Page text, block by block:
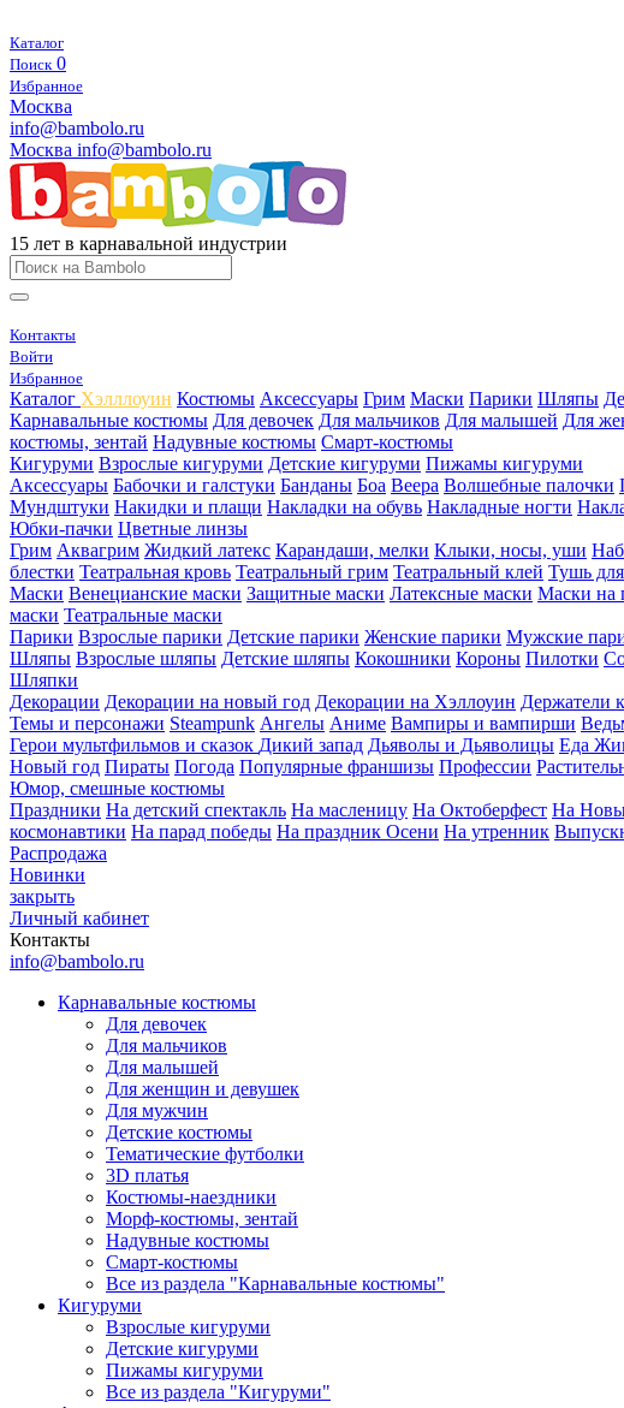
Каталог
Поиск 0
Избранное
Москва
info@bambolo.ru
Москва info@bambolo.ru
15 лет в карнавальной индустрии
Контакты
Войти
Избранное
Каталог Хэлллоуин Костюмы Аксессуары Грим Маски Парики Шляпы
Карнавальные костюмы Для девочек Для мальчиков Для малышей Для
костюмы, зентай Надувные костюмы Смарт-костюмы
Кигуруми Взрослые кигуруми Детские кигуруми Пижамы кигуруми
Аксессуары Бабочки и галстуки Банданы Боа Веера Волшебные палочки
Мундштуки Накидки и плащи Накладки на обувь Накладные ногти
Юбки-пачки Цветные линзы
Грим Аквагрим Жидкий латекс Карандаши, мелки Клыки, носы, уши
блестки Театральная кровь Театральный грим Театральный клей Тушь
Маски Венецианские маски Защитные маски Латексные маски Маски на
маски Театральные маски
Парики Взрослые парики Детские парики Женские парики Мужские
Шляпы Взрослые шляпы Детские шляпы Кокошники Короны Пилотки
Шляпки
Декорации Декорации на новый год Декорации на Хэллоуин Держатели
Темы и персонажи Steampunk Ангелы Аниме Вампиры и вампирши
Герои мультфильмов и сказок Дикий запад Дьяволы и Дьяволицы Еда
Новый год Пираты Погода Популярные франшизы Профессии
Юмор, смешные костюмы
Праздники На детский спектакль На масленицу На Октоберфест На
космонавтики На парад победы На праздник Осени На утренник
Распродажа
Новинки
закрыть
Личный кабинет
Контакты
info@bambolo.ru
Карнавальные костюмы
Для девочек
Для мальчиков
Для малышей
Для женщин и девушек
Для мужчин
Детские костюмы
Тематические футболки
3D платья
Костюмы-наездники
Морф-костюмы, зентай
Надувные костюмы
Смарт-костюмы
Все из раздела "Карнавальные костюмы"
Кигуруми
Взрослые кигуруми
Детские кигуруми
Пижамы кигуруми
Все из раздела "Кигуруми"